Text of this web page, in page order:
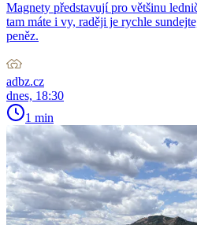
Magnety představují pro většinu
tam máte i vy, raději je rychle
peněz.
adbz.cz
dnes, 18:30
1 min